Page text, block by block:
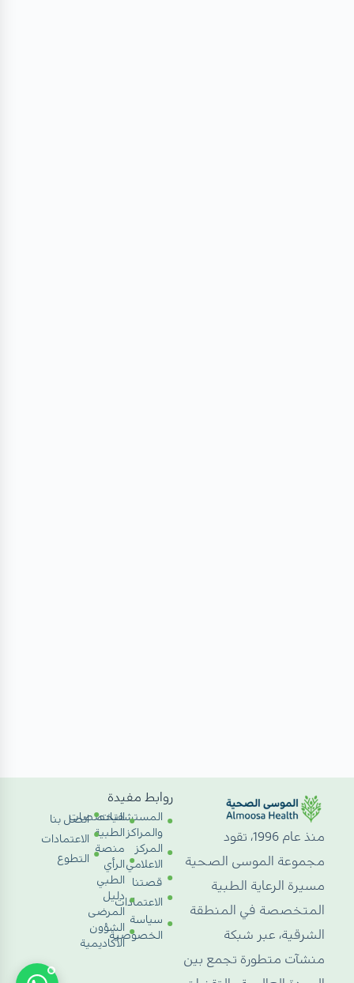
منذ عام 1996، تقود
مجموعة الموسى الصحية
مسيرة الرعاية الطبية
المتخصصة في المنطقة
الشرقية، عبر شبكة
منشآت متطورة تجمع بين
روابط مفيدة
المستشفيات
والمراكز
المركز
الاعلامي
قصتنا
الاعتمادات
سياسة
الخصوصية
التخصصات
الطبية
منصة
الرأي
الطبي
دليل
المرضى
الشؤون
الأكاديمية
اتصل بنا
الاعتمادات
التطوع